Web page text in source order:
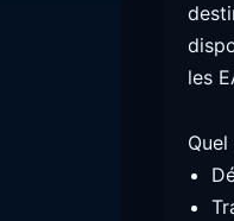
les